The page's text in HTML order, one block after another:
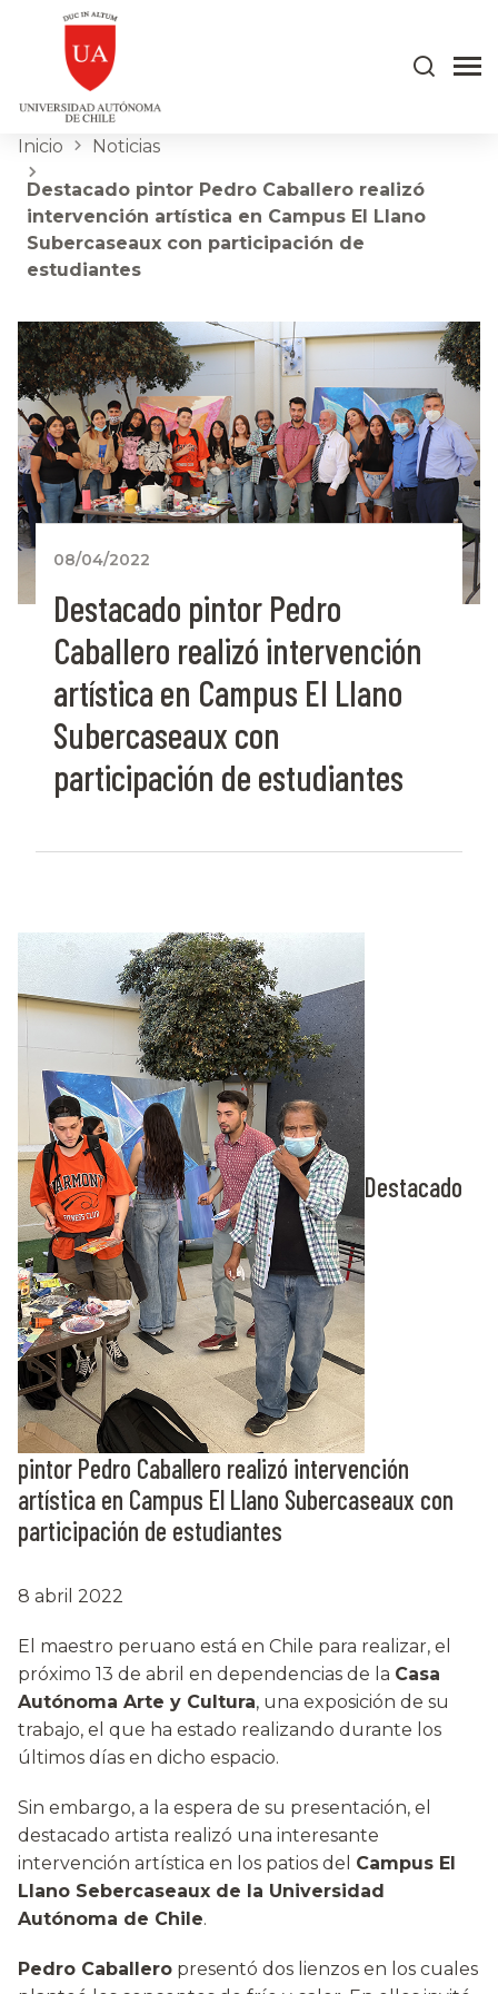
Inicio Noticias
Destacado pintor Pedro Caballero realizó
intervención artística en Campus El Llano
Subercaseaux con participación de
estudiantes
08/04/2022
Destacado pintor Pedro
Caballero realizó intervención
artística en Campus El Llano
Subercaseaux con
participación de estudiantes
Destacado
pintor Pedro Caballero realizó intervención
artística en Campus El Llano Subercaseaux con
participación de estudiantes
8 abril 2022
El maestro peruano está en Chile para realizar, el
próximo 13 de abril en dependencias de la Casa
Autónoma Arte y Cultura, una exposición de su
trabajo, el que ha estado realizando durante los
últimos días en dicho espacio.
Sin embargo, a la espera de su presentación, el
destacado artista realizó una interesante
intervención artística en los patios del Campus El
Llano Sebercaseaux de la Universidad
Autónoma de Chile.
Pedro Caballero presentó dos lienzos en los cuales